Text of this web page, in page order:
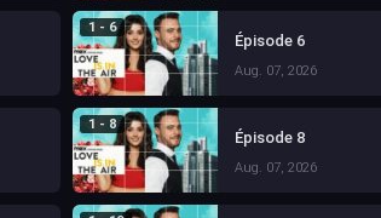
1 - 6
Épisode 6
Aug. 07, 2026
1 - 8
Épisode 8
Aug. 07, 2026